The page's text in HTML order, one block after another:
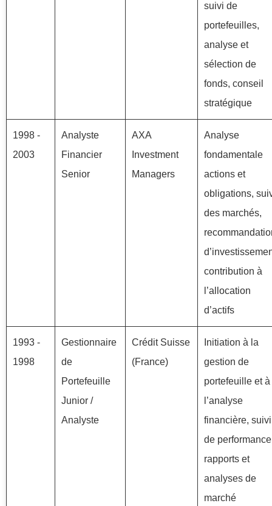
suivi de
portefeuilles,
analyse et
sélection de
fonds, conseil
stratégique
1998 -
2003
Analyste
Financier
Senior
AXA
Investment
Managers
Analyse
fondamentale
actions et
obligations,
des marchés,
contribution à
l’allocation
d’actifs
1993 -
1998
Gestionnaire
de
Portefeuille
Junior /
Analyste
Crédit Suisse
(France)
Initiation à la
gestion de
portefeuille et à
l’analyse
financière, suivi
de
rapports et
analyses de
marché